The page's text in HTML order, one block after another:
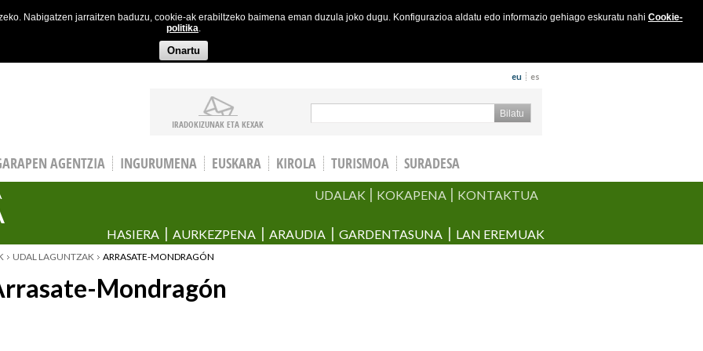
Nabigatzen jarraitzen baduzu, cookie-ak erabiltzeko baimena eman duzula joko dugu. Konfigurazioa aldatu edo informazio gehiago eskuratu nahi Cookie-
politika.
Onartu
eu es
IRADOKIZUNAK ETA KEXAK
Bilaketa formularioa
AGENTZIA INGURUMENA EUSKARA KIROLA TURISMOA SURADESA
UDALAK KOKAPENA KONTAKTUA
HASIERA AURKEZPENA ARAUDIA GARDENTASUNA LAN EREMUAK
UDAL LAGUNTZAK ARRASATE-MONDRAGÓN
Mondragón